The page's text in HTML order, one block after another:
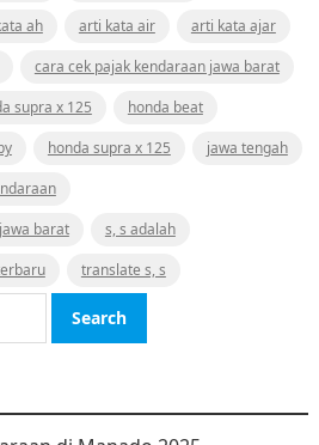
ah arti kata air
arti kata ajar
cara cek pajak kendaraan jawa barat
supra x 125
honda beat
honda supra x 125
jawa tengah
barat
s, s adalah
translate s, s